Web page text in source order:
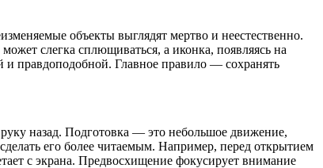
объекты выглядят мертво и неестественно.
слегка сплющиваться, а иконка, появляясь на
правдоподобной. Главное правило — сохранять
назад. Подготовка — это небольшое движение,
его более читаемым. Например, перед открытием
с экрана. Предвосхищение фокусирует внимание